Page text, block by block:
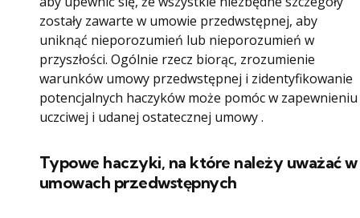
zostały zawarte w umowie przedwstępnej, aby
uniknąć nieporozumień lub nieporozumień w
przyszłości. Ogólnie rzecz biorąc, zrozumienie
warunków umowy przedwstępnej i zidentyfikowanie
potencjalnych haczyków może pomóc w zapewnieniu
uczciwej i udanej ostatecznej umowy .
Typowe haczyki, na które należy uważać w
umowach przedwstępnych